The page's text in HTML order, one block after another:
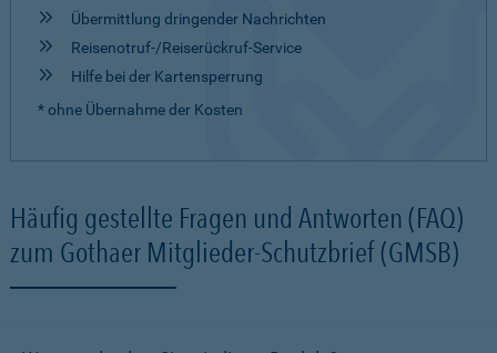
Übermittlung dringender Nachrichten
Reisenotruf-/Reiserückruf-Service
Hilfe bei der Kartensperrung
* ohne Übernahme der Kosten
Häufig gestellte Fragen und Antworten (FAQ)
zum Gothaer Mitglieder-Schutzbrief (GMSB)